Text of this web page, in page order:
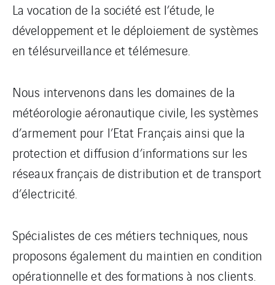
La vocation de la société est l’étude, le
développement et le déploiement de systèmes
en télésurveillance et télémesure.
Nous intervenons dans les domaines de la
météorologie aéronautique civile, les systèmes
d’armement pour l’Etat Français ainsi que la
protection et diffusion d’informations sur les
réseaux français de distribution et de transport
d’électricité.
Spécialistes de ces métiers techniques, nous
proposons également du maintien en condition
opérationnelle et des formations à nos clients.